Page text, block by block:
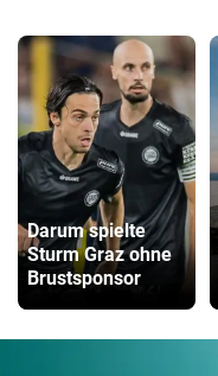
Darum spielte
Sturm Graz ohne
Brustsponsor